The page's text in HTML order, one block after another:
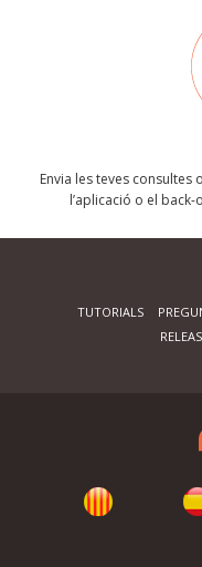
Envia les teves
l’aplicació o el
TUTORIALS